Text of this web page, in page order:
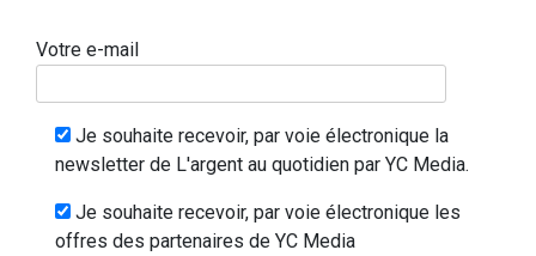
Votre e-mail
Je souhaite recevoir, par voie électronique la
newsletter de L'argent au quotidien par YC Media.
Je souhaite recevoir, par voie électronique les
offres des partenaires de YC Media